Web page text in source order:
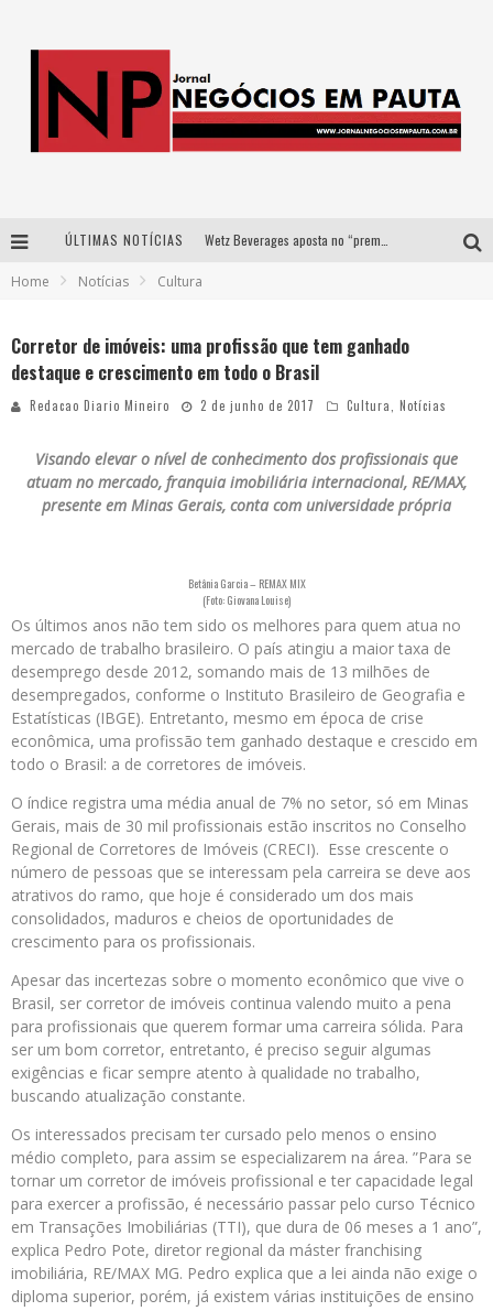
ÚLTIMAS NOTÍCIAS
Home Notícias Cultura
Corretor de imóveis: uma profissão que tem ganhado
destaque e crescimento em todo o Brasil
Redacao Diario Mineiro 2 de junho de 2017 Cultura Notícias
Visando elevar o nível de conhecimento dos profissionais que
atuam no mercado, franquia imobiliária internacional, RE/MAX,
presente em Minas Gerais, conta com universidade própria
Betânia Garcia – REMAX MIX
(Foto: Giovana Louise)
Os últimos anos não tem sido os melhores para quem atua no
mercado de trabalho brasileiro. O país atingiu a maior taxa de
desemprego desde 2012, somando mais de 13 milhões de
desempregados, conforme o Instituto Brasileiro de Geografia e
Estatísticas (IBGE). Entretanto, mesmo em época de crise
econômica, uma profissão tem ganhado destaque e crescido em
todo o Brasil: a de corretores de imóveis.
O índice registra uma média anual de 7% no setor, só em Minas
Gerais, mais de 30 mil profissionais estão inscritos no Conselho
Regional de Corretores de Imóveis (CRECI). Esse crescente o
número de pessoas que se interessam pela carreira se deve aos
atrativos do ramo, que hoje é considerado um dos mais
consolidados, maduros e cheios de oportunidades de
crescimento para os profissionais.
Apesar das incertezas sobre o momento econômico que vive o
Brasil, ser corretor de imóveis continua valendo muito a pena
para profissionais que querem formar uma carreira sólida. Para
ser um bom corretor, entretanto, é preciso seguir algumas
exigências e ficar sempre atento à qualidade no trabalho,
buscando atualização constante.
Os interessados precisam ter cursado pelo menos o ensino
médio completo, para assim se especializarem na área. ”Para se
tornar um corretor de imóveis profissional e ter capacidade legal
para exercer a profissão, é necessário passar pelo curso Técnico
em Transações Imobiliárias (TTI), que dura de 06 meses a 1 ano”,
explica Pedro Pote, diretor regional da máster franchising
imobiliária, RE/MAX MG. Pedro explica que a lei ainda não exige o
diploma superior, porém, já existem várias instituições de ensino